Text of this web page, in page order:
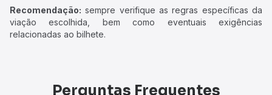
Recomendação: sempre verifique as regras específicas da
viação escolhida, bem como eventuais exigências
relacionadas ao bilhete.
Perguntas Frequentes